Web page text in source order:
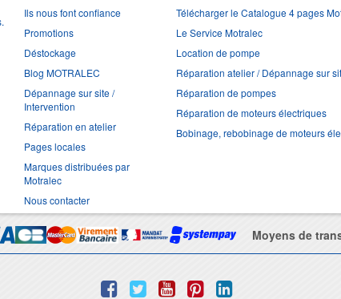
Ils nous font confiance
Promotions
Déstockage
Blog MOTRALEC
Dépannage sur site /
Intervention
Réparation en atelier
Pages locales
Marques distribuées par
Motralec
Nous contacter
Télécharger le Catalogue 4 pages
Le Service Motralec
Location de pompe
Réparation atelier / Dépannage sur
Réparation de pompes
Réparation de moteurs électriques
Bobinage, rebobinage de moteurs
Moyens de